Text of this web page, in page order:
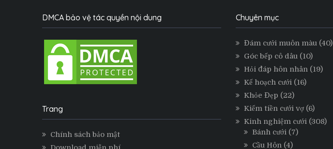
DMCA bảo vệ tác quyền nội dung
Trang
Chính sách bảo mật
Chuyên mục
Đám cưới muôn màu(40)
Góc bếp cô dâu(10)
Hỏi đáp hôn nhân(19)
Kế hoạch cưới(16)
Khỏe Đẹp (22)
Kiếm tiền cưới vợ(6)
Kinh nghiệm cưới(308)
Bánh cưới(7)
Cầu Hôn(4)